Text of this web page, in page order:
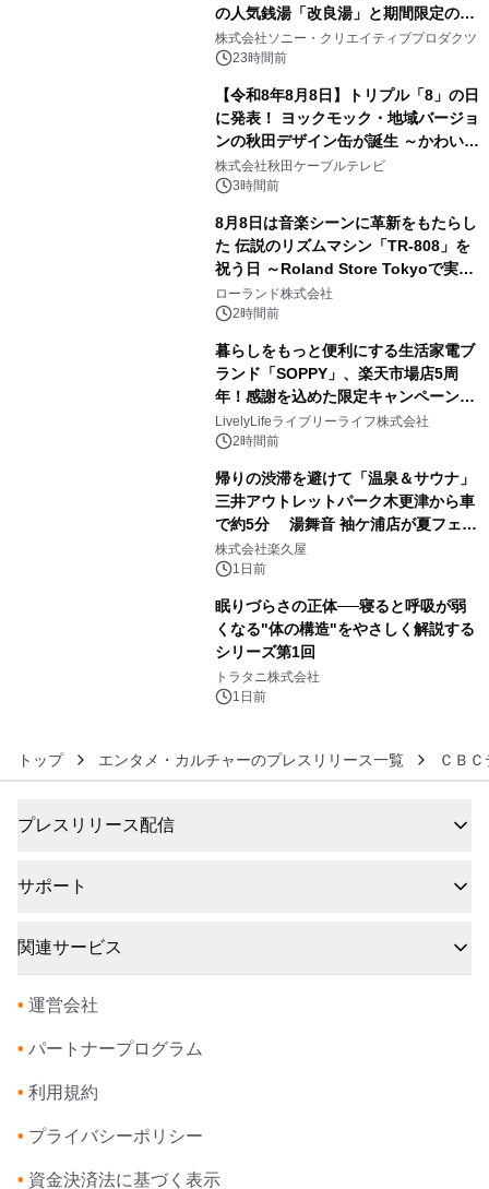
の人気銭湯「改良湯」と期間限定のコ
ラボレーション サウナイキタイコラ
ボグッズも発売決定！
株式会社ソニー・クリエイティブプロダクツ
23時間前
【令和8年8月8日】トリプル「8」の日
に発表！ ヨックモック・地域バージョ
ンの秋田デザイン缶が誕生 ～かわいい
秋田犬の子犬と秋田の四季と名所を巡
るパッケージ～ 9月1日(火)秋田県内で
株式会社秋田ケーブルテレビ
3時間前
8月8日は音楽シーンに革新をもたらし
た 伝説のリズムマシン「TR-808」を
祝う日 ～Roland Store Tokyoで実機
を展示しての 記念キャンペーンを開
催 英国ラジオ「NTS」の 特別プログ
アーティストを フィーチャーしたアニ
メーションを公開～
ローランド株式会社
2時間前
暮らしをもっと便利にする生活家電ブ
ランド「SOPPY」、楽天市場店5周
年！感謝を込めた限定キャンペーンを
8月10日より開催
LivelyLifeライブリーライフ株式会社
2時間前
帰りの渋滞を避けて「温泉＆サウナ」
三井アウトレットパーク木更津から車
で約5分 湯舞音 袖ケ浦店が夏フェア
メニューを提供
株式会社楽久屋
1日前
眠りづらさの正体──寝ると呼吸が弱
くなる"体の構造"をやさしく解説する
シリーズ第1回
トラタニ株式会社
1日前
トップ エンタメ・カルチャーのプレスリリース一覧 ＣＢ
プレスリリース配信
サポート
関連サービス
• 運営会社
• パートナープログラム
• 利用規約
• プライバシーポリシー
• 資金決済法に基づく表示